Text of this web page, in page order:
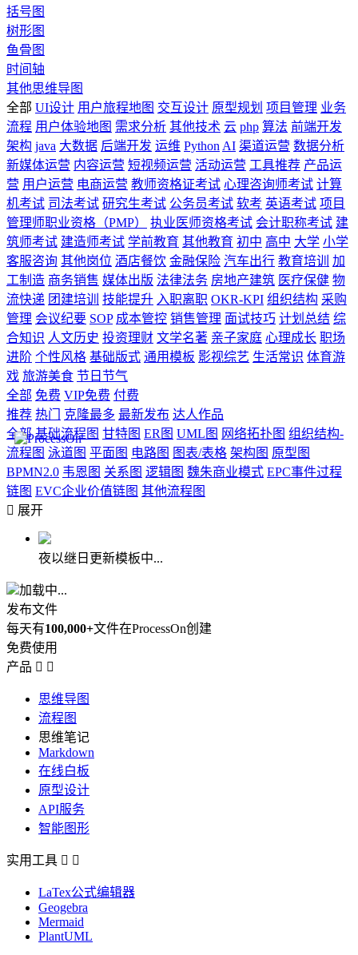
括号图
树形图
鱼骨图
时间轴
其他思维导图
全部 UI设计 用户旅程地图 交互设计 原型规划 项目管理 业务
流程 用户体验地图 需求分析 其他技术 云 php 算法 前端开发
架构 java 大数据 后端开发 运维 Python AI 渠道运营 数据分析
新媒体运营 内容运营 短视频运营 活动运营 工具推荐 产品运
营 用户运营 电商运营 教师资格证考试 心理咨询师考试 计算
机考试 司法考试 研究生考试 公务员考试 软考 英语考试 项目
管理师职业资格（PMP）
执业医师资格考试 会计职称考试 建
筑师考试 建造师考试 学前教育 其他教育 初中 高中 大学 小学
客服咨询 其他岗位 酒店餐饮 金融保险 汽车出行 教育培训
加
工制造 商务销售 媒体出版 法律法务 房地产建筑 医疗保健 物
流快递 团建培训 技能提升 入职离职 OKR-KPI 组织结构 采购
管理 会议纪要 SOP 成本管控 销售管理 面试技巧 计划总结 综
合知识 人文历史 投资理财 文学名著 亲子家庭 心理成长 职场
进阶 个性风格 基础版式 通用模板 影视综艺 生活常识 体育游
戏 旅游美食 节日节气
全部 免费 VIP免费 付费
推荐 热门 克隆最多 最新发布 达人作品
全部 基础流程图 甘特图 ER图 UML图 网络拓扑图 组织结构-
流程图 泳道图 平面图 电路图 图表/表格 架构图 原型图
BPMN2.0 韦恩图 关系图 逻辑图 魏朱商业模式 EPC事件过程
链图 EVC企业价值链图 其他流程图
 展开
夜以继日更新模板中...
加载中...
发布文件
每天有100,000+文件在ProcessOn创建
免费使用
产品  
思维导图
流程图
思维笔记
Markdown
在线白板
原型设计
API服务
智能图形
实用工具  
LaTex公式编辑器
Geogebra
Mermaid
PlantUML